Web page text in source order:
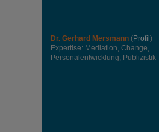
Dr. Gerhard Mersmann (Profil)
Expertise: Mediation, Change,
Personalentwicklung, Publizistik